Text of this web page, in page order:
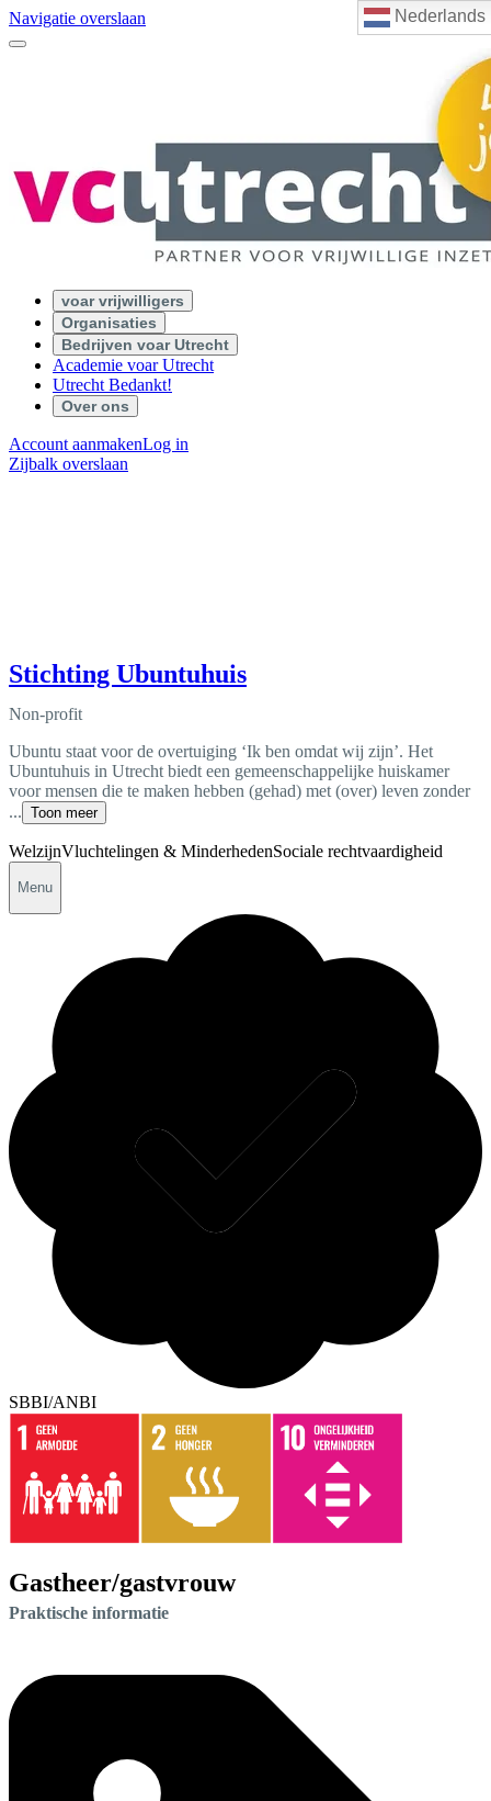
Nederlands
Navigatie overslaan
voar vrijwilligers
Organisaties
Bedrijven voar Utrecht
Academie voar Utrecht
Utrecht Bedankt!
Over ons
Account aanmakenLog in
Zijbalk overslaan
Stichting Ubuntuhuis
Non-profit
Ubuntu staat voor de overtuiging ‘Ik ben omdat wij zijn’. Het
Ubuntuhuis in Utrecht biedt een gemeenschappelijke huiskamer
voor mensen die te maken hebben (gehad) met (over) leven zonder
... Toon meer
WelzijnVluchtelingen & MinderhedenSociale rechtvaardigheid
Menu
SBBI/ANBI
Gastheer/gastvrouw
Praktische informatie